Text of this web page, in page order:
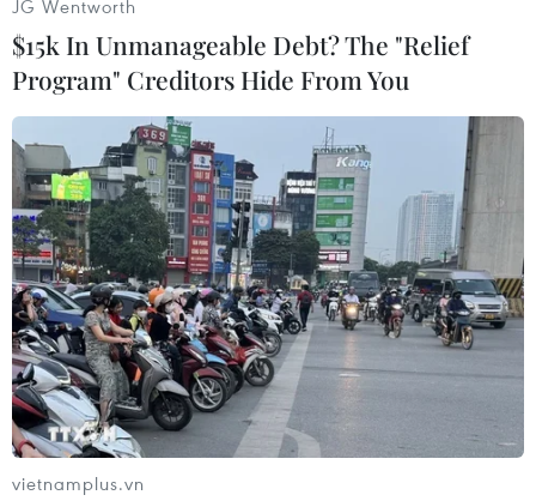
nền kinh tế lớn cuối cùng gia nhập WTO vàđàm
phán xem xét hiệp định về các thị trường công
đã đạt kết quả.
Ngoàira, nhân dịp này, cùng với Nga còn có ba
quốc gia thành viên mới đã đượcchấp thuận gia
nhập WTO là Vanuatu, Samoa và Montenegro./.
(TTXVN/Vietnam+)
JG Wentworth
$15k In Unmanageable Debt? The "Relief
Program" Creditors Hide From You
vietnamplus.vn